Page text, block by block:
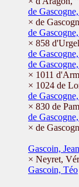
de
× de
de
× 858
de
de
× 1011
× 1024 de
de
× 830 de
de
× de
Gascoin,
× Neyret,
Gascoin, Téo